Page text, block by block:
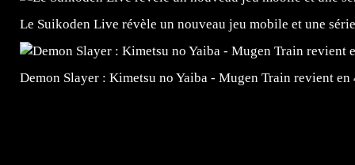
Le Suikoden Live révèle un nouveau jeu mobile et une
Demon Slayer : Kimetsu no Yaiba - Mugen Train revient en